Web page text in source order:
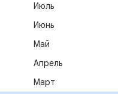
Июль
Июнь
Май
Апрель
Март